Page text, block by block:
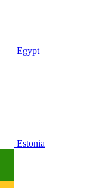
Egypt
Estonia